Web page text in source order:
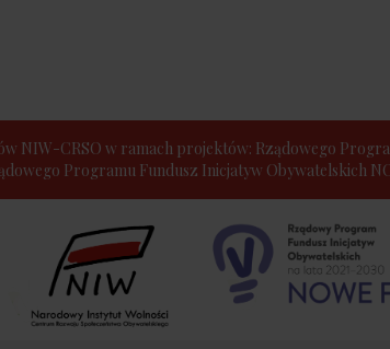
NIW-CRSO w ramach projektów: Rządowego
Programu Fundusz Inicjatyw Obywatelskich